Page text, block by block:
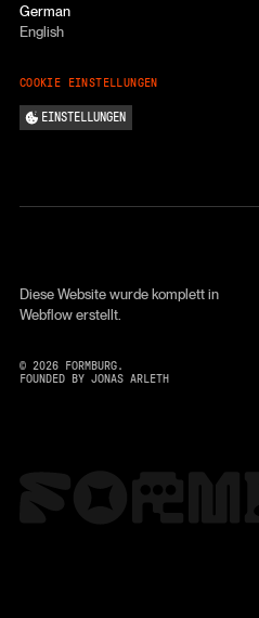
German
English
COOKIE EINSTELLUNGEN
EINSTELLUNGEN
Diese Website wurde komplett in
Webflow erstellt.
© 2026FORMBURG.
FOUNDED BY JONAS ARLETH